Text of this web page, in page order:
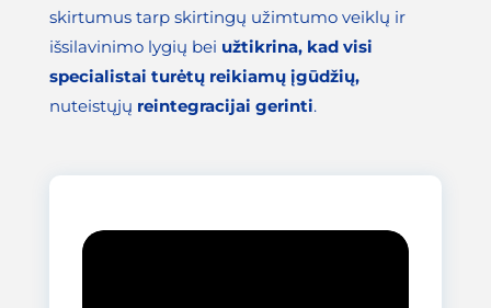
skirtumus tarp skirtingų užimtumo veiklų ir
išsilavinimo lygių bei užtikrina, kad visi
specialistai turėtų reikiamų įgūdžių,
nuteistųjų reintegracijai gerinti.